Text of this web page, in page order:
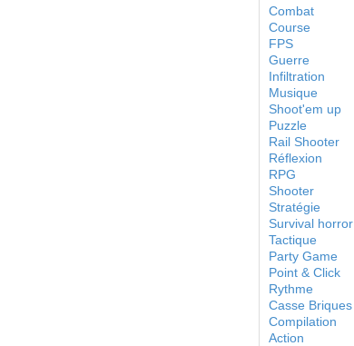
Combat
Course
FPS
Guerre
Infiltration
Musique
Shoot'em up
Puzzle
Rail Shooter
Réflexion
RPG
Shooter
Stratégie
Survival horror
Tactique
Party Game
Point & Click
Rythme
Casse Briques
Compilation
Action